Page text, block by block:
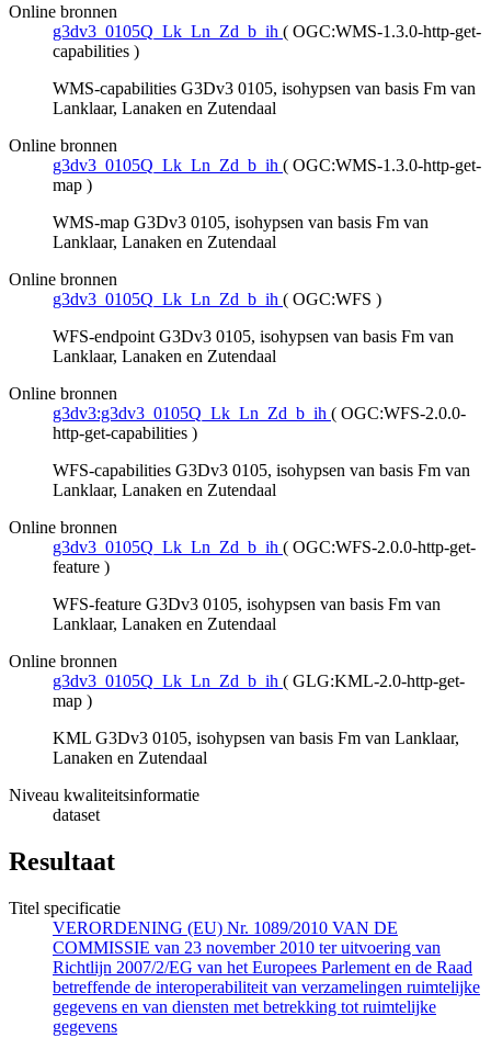
Online bronnen
g3dv3_0105Q_Lk_Ln_Zd_b_ih ( OGC:WMS-1.3.0-http-get-
capabilities )
WMS-capabilities G3Dv3 0105, isohypsen van basis Fm van
Lanklaar, Lanaken en Zutendaal
Online bronnen
g3dv3_0105Q_Lk_Ln_Zd_b_ih ( OGC:WMS-1.3.0-http-get-
map )
WMS-map G3Dv3 0105, isohypsen van basis Fm van
Lanklaar, Lanaken en Zutendaal
Online bronnen
g3dv3_0105Q_Lk_Ln_Zd_b_ih ( OGC:WFS )
WFS-endpoint G3Dv3 0105, isohypsen van basis Fm van
Lanklaar, Lanaken en Zutendaal
Online bronnen
g3dv3:g3dv3_0105Q_Lk_Ln_Zd_b_ih ( OGC:WFS-2.0.0-
http-get-capabilities )
WFS-capabilities G3Dv3 0105, isohypsen van basis Fm van
Lanklaar, Lanaken en Zutendaal
Online bronnen
g3dv3_0105Q_Lk_Ln_Zd_b_ih ( OGC:WFS-2.0.0-http-get-
feature )
WFS-feature G3Dv3 0105, isohypsen van basis Fm van
Lanklaar, Lanaken en Zutendaal
Online bronnen
g3dv3_0105Q_Lk_Ln_Zd_b_ih ( GLG:KML-2.0-http-get-
map )
KML G3Dv3 0105, isohypsen van basis Fm van Lanklaar,
Lanaken en Zutendaal
Niveau kwaliteitsinformatie
dataset
Resultaat
Titel specificatie
VERORDENING (EU) Nr. 1089/2010 VAN DE
COMMISSIE van 23 november 2010 ter uitvoering van
Richtlijn 2007/2/EG van het Europees Parlement en de Raad
betreffende de interoperabiliteit van verzamelingen ruimtelijke
gegevens en van diensten met betrekking tot ruimtelijke
gegevens